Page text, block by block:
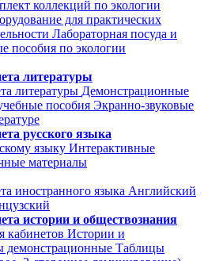
коллекций по экологии
для практических
Лабораторная посуда и
пособия по экологии
литературы
литературы Демонстрационные
пособия Экранно-звуковые
русского языка
языку Интерактивные
материалы
иностранного языка Английский
истории и обществознания
кабинетов Истории и
демонстрационные Таблицы